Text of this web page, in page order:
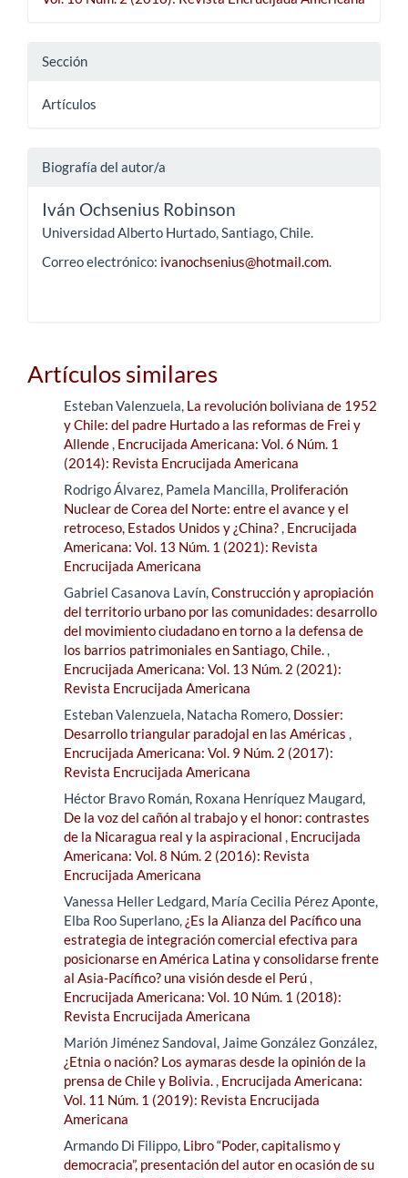
Sección
Artículos
Biografía del autor/a
Iván Ochsenius Robinson
Universidad Alberto Hurtado, Santiago, Chile.
Correo electrónico: ivanochsenius@hotmail.com.
Artículos similares
Esteban Valenzuela, La revolución boliviana de 1952
y Chile: del padre Hurtado a las reformas de Frei y
Allende, Encrucijada Americana: Vol. 6 Núm. 1
(2014): Revista Encrucijada Americana
Rodrigo Álvarez, Pamela Mancilla, Proliferación
Nuclear de Corea del Norte: entre el avance y el
retroceso, Estados Unidos y ¿China?, Encrucijada
Americana: Vol. 13 Núm. 1 (2021): Revista
Encrucijada Americana
Gabriel Casanova Lavín,Construcción y apropiación
del territorio urbano por las comunidades: desarrollo
del movimiento ciudadano en torno a la defensa de
los barrios patrimoniales en Santiago, Chile.,
Encrucijada Americana: Vol. 13 Núm. 2 (2021):
Revista Encrucijada Americana
Esteban Valenzuela, Natacha Romero, Dossier:
Desarrollo triangular paradojal en las Américas ,
Encrucijada Americana: Vol. 9 Núm. 2 (2017):
Revista Encrucijada Americana
Héctor Bravo Román, Roxana Henríquez Maugard,
De la voz del cañón al trabajo y el honor: contrastes
de la Nicaragua real y la aspiracional , Encrucijada
Americana: Vol. 8 Núm. 2 (2016): Revista
Encrucijada Americana
Vanessa Heller Ledgard, María Cecilia Pérez Aponte,
Elba Roo Superlano, ¿Es la Alianza del Pacífico una
estrategia de integración comercial efectiva para
posicionarse en América Latina y consolidarse frente
al Asia-Pacífico? una visión desde el Perú,
Encrucijada Americana: Vol. 10 Núm. 1 (2018):
Revista Encrucijada Americana
Marión Jiménez Sandoval, Jaime González González,
¿Etnia o nación? Los aymaras desde la opinión de la
prensa de Chile y Bolivia., Encrucijada Americana:
Vol. 11 Núm. 1 (2019): Revista Encrucijada
Americana
Armando Di Filippo, Libro “Poder, capitalismo y
democracia”, presentación del autor en ocasión de su